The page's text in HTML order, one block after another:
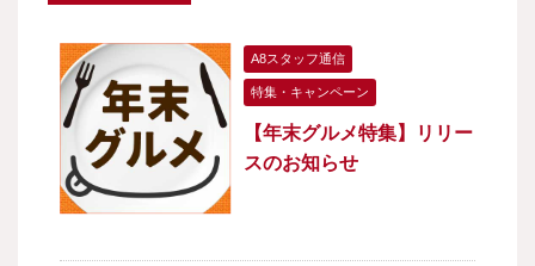
A8スタッフ通信
特集・キャンペーン
【年末グルメ特集】リリー
スのお知らせ